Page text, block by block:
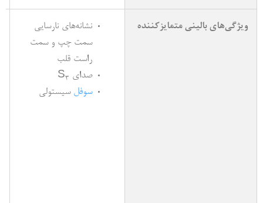
ویژگی‌­های بالینی متمایزکننده
نشانه­‌های نارسایی
سمت چپ و سمت
راست قلب
صدای S­ 3
سوفل سیستولی